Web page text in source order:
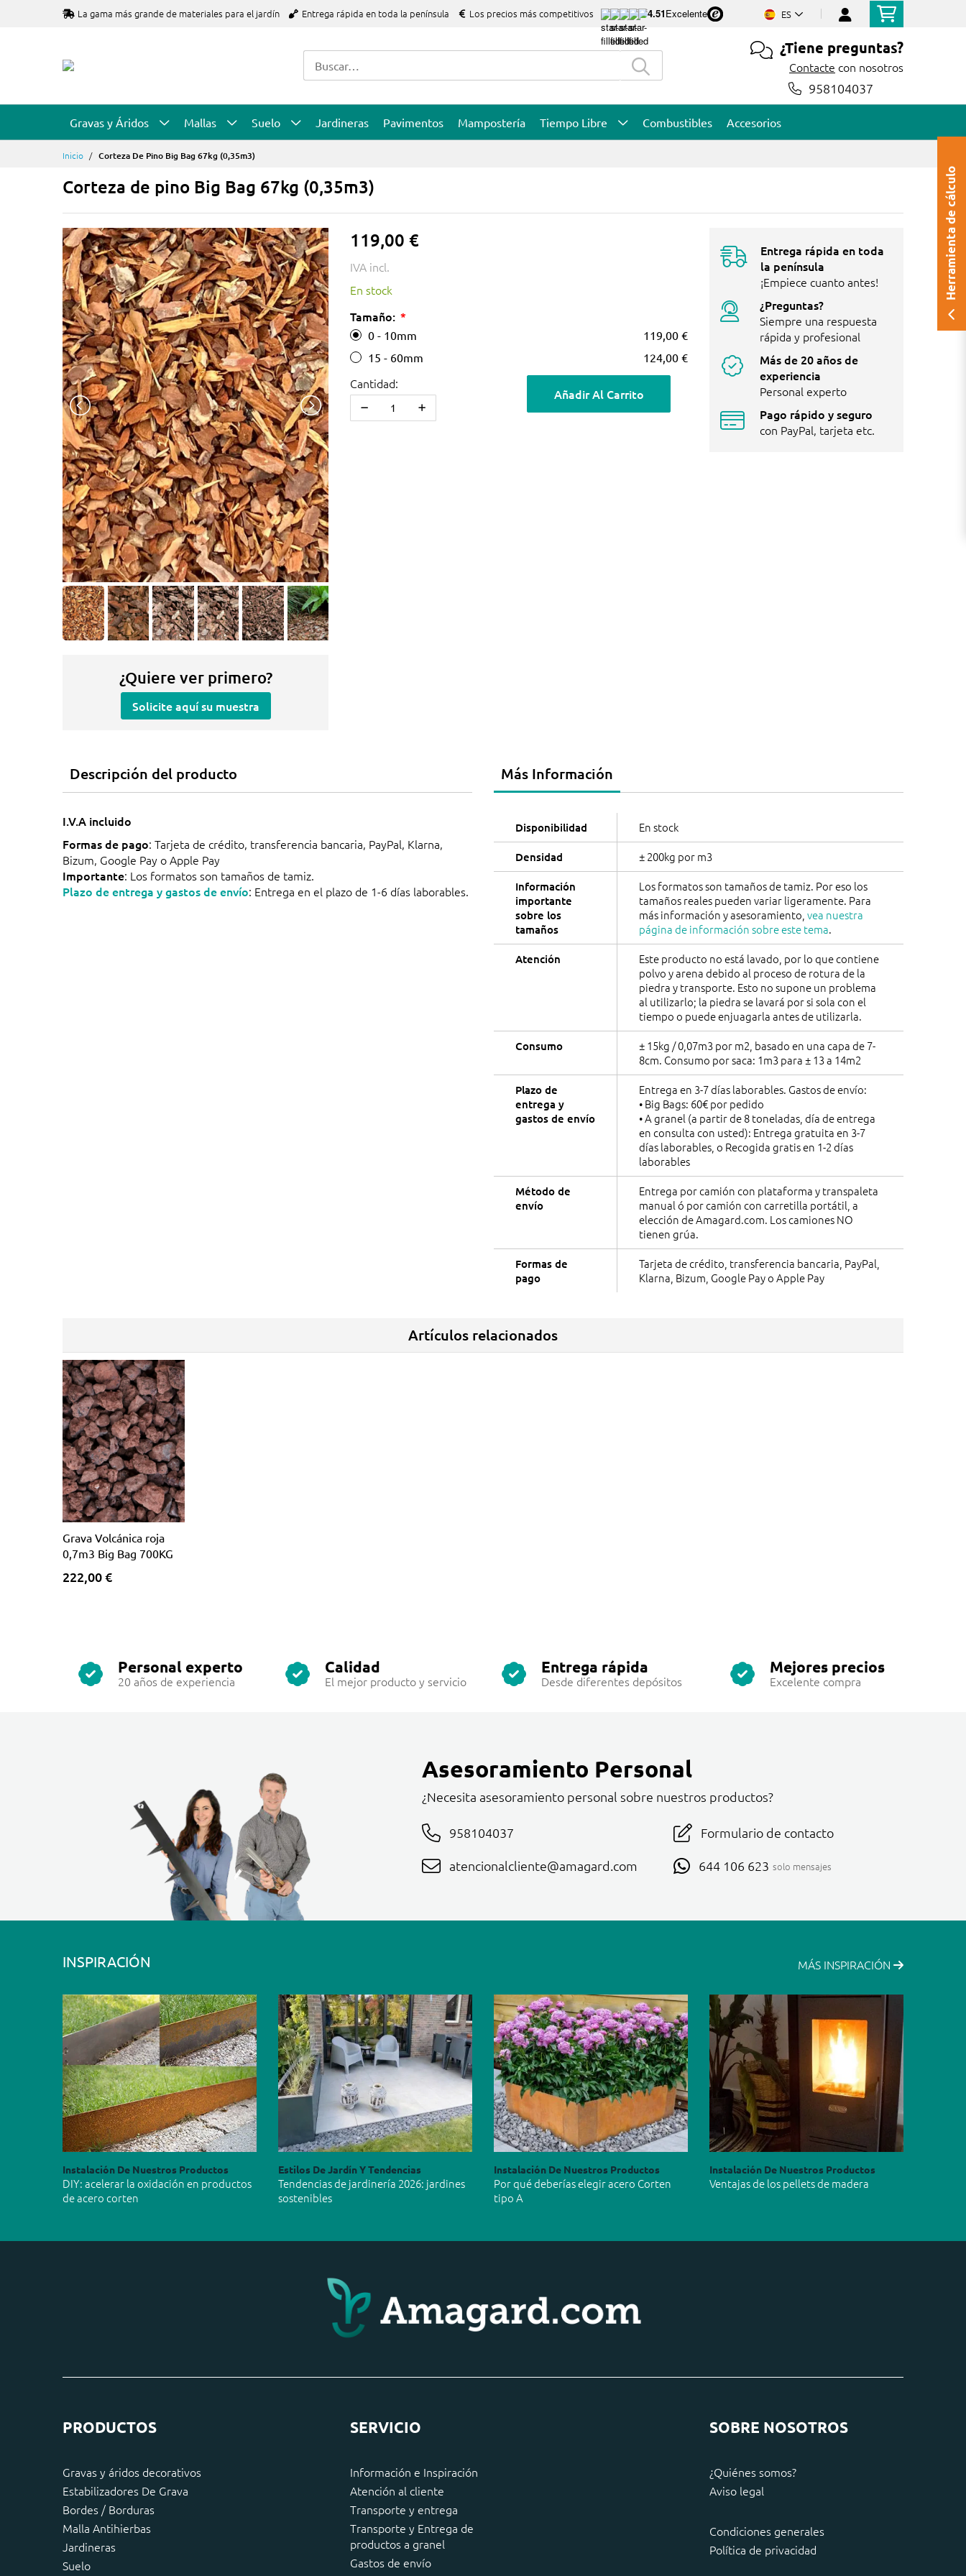
La gama más grande de materiales para el jardín Entrega rápida en toda la península Los precios más competitivos 4.51Excelente ES
¿Tiene preguntas?
Contacte con nosotros
958104037
Gravas y Áridos Mallas Suelo Jardineras Pavimentos Mampostería Tiempo Libre Combustibles Accesorios
Inicio Corteza De Pino Big Bag 67kg (0,35m3)
Corteza de pino Big Bag 67kg (0,35m3)
¿Quiere ver primero?
Solicite aquí su muestra
119,00 €
IVA incl.
En stock
Tamaño:
0 - 10mm
119,00 €
15 - 60mm
124,00 €
Cantidad:
Añadir Al Carrito
Entrega rápida en toda
la península
¡Empiece cuanto antes!
¿Preguntas?
Siempre una respuesta
rápida y profesional
Más de 20 años de
experiencia
Personal experto
Pago rápido y seguro
con PayPal, tarjeta etc.
Descripción del producto
I.V.A incluido
Formas de pago: Tarjeta de crédito, transferencia bancaria, PayPal, Klarna,
Bizum, Google Pay o Apple Pay
Importante: Los formatos son tamaños de tamiz.
Plazo de entrega y gastos de envío: Entrega en el plazo de 1-6 días laborables.
Más Información
Disponibilidad En stock
Densidad ± 200kg por m3
Información
importante
sobre los
tamaños
Los formatos son tamaños de tamiz. Por eso los
tamaños reales pueden variar ligeramente. Para
más información y asesoramiento,vea nuestra
página de información sobre este tema.
Atención
Este producto no está lavado, por lo que contiene
polvo y arena debido al proceso de rotura de la
piedra y transporte. Esto no supone un problema
al utilizarlo; la piedra se lavará por si sola con el
tiempo o puede enjuagarla antes de utilizarla.
Consumo
± 15kg / 0,07m3 por m2, basado en una capa de 7-
8cm. Consumo por saca: 1m3 para ± 13 a 14m2
Plazo de
entrega y
gastos de envío
Entrega en 3-7 días laborables. Gastos de envío:
• Big Bags: 60€ por pedido
• A granel (a partir de 8 toneladas, día de entrega
en consulta con usted): Entrega gratuita en 3-7
días laborables, o Recogida gratis en 1-2 días
laborables
Método de
envío
Entrega por camión con plataforma y transpaleta
manual ó por camión con carretilla portátil, a
elección de Amagard.com. Los camiones NO
tienen grúa.
Formas de
pago
Tarjeta de crédito, transferencia bancaria, PayPal,
Klarna, Bizum, Google Pay o Apple Pay
Artículos relacionados
Grava Volcánica roja
0,7m3 Big Bag 700KG
222,00 €
Personal experto
20 años de experiencia
Calidad
El mejor producto y servicio
Entrega rápida
Desde diferentes depósitos
Mejores precios
Excelente compra
Asesoramiento Personal
¿Necesita asesoramiento personal sobre nuestros productos?
958104037
atencionalcliente@amagard.com
Formulario de contacto
644 106 623 solo mensajes
INSPIRACIÓN MÁS INSPIRACIÓN
Instalación De Nuestros Productos
DIY: acelerar la oxidación en productos
de acero corten
Estilos De Jardín Y Tendencias
Tendencias de jardinería 2026: jardines
sostenibles
Instalación De Nuestros Productos
Por qué deberías elegir acero Corten
tipo A
Instalación De Nuestros Productos
Ventajas de los pellets de madera
PRODUCTOS
Gravas y áridos decorativos
Estabilizadores De Grava
Bordes / Borduras
Malla Antihierbas
Jardineras
Suelo
SERVICIO
Información e Inspiración
Atención al cliente
Transporte y entrega
Transporte y Entrega de
productos a granel
Gastos de envío
SOBRE NOSOTROS
¿Quiénes somos?
Aviso legal
Condiciones generales
Política de privacidad
Herramienta de cálculo